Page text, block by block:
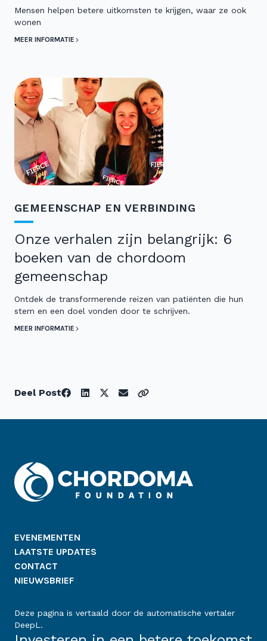
Mensen helpen betere uitkomsten te krijgen, waar ze ook
wonen
MEER INFORMATIE
GEMEENSCHAP EN VERBINDING
Onze verhalen zijn belangrijk: 6
boeken van de chordoom
gemeenschap
Ontdek de transformerende reizen van patiënten die hun
stem en een doel vonden door te schrijven.
MEER INFORMATIE
Deel Post
EVENEMENTEN
LAATSTE UPDATES
CONTACT
NIEUWSBRIEF
Deze pagina is vertaald door de automatische vertaler
DeepL.